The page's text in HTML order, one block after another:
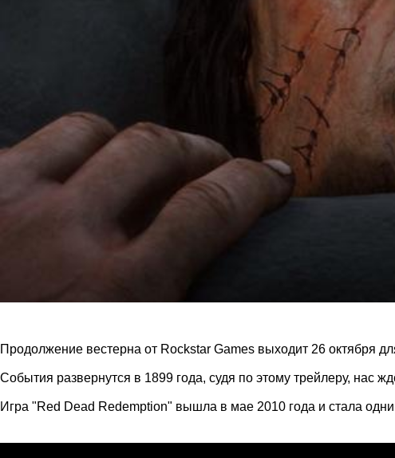
Продолжение вестерна от Rockstar Games выходит 26 октября
События развернутся в 1899 года, судя по этому трейлеру, нас
Игра "Red Dead Redemption" вышла в мае 2010 года и стала